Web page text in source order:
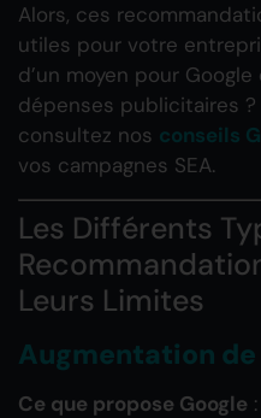
Alors, ces
utiles pour votre
d’un moyen pour
dépenses publicitaires ?
consultez nos conseils
vos campagnes SEA.
Les Différents
Leurs Limites
Augmentation
Ce que propose Google